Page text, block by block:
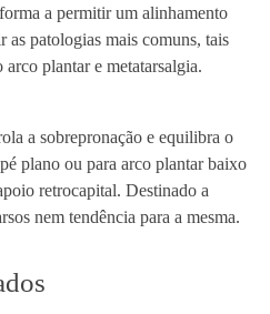
a permitir um alinhamento
patologias mais comuns, tais
plantar e metatarsalgia.
a sobrepronação e equilibra o
plano ou para arco plantar baixo
retrocapital. Destinado a
nem tendência para a mesma.